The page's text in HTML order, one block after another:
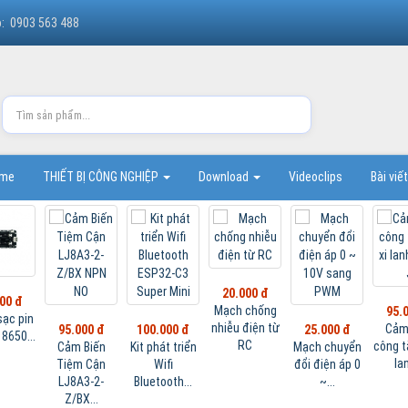
0903 563 488
THIẾT BỊ CÔNG NGHIỆP Download Videoclips Bài viết
đ
pin
95.000 đ
Cảm Biến
Tiệm Cận
LJ8A3-2-
Z/BX...
100.000 đ
Kit phát triển
Wifi
Bluetooth...
20.000 đ
Mạch chống
nhiễu điện từ
RC
25.000 đ
Mạch chuyển
đổi điện áp 0
~...
công